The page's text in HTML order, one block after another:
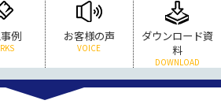
例 お客様の声
VOICE
ダウンロード資
料
DOWNLOAD